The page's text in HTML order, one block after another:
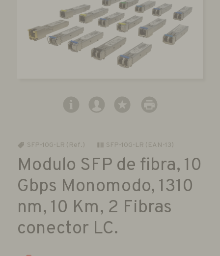
SFP-10G-LR (Ref.) SFP-10G-LR (EAN-13)
Modulo SFP de fibra, 10
Gbps Monomodo, 1310
nm, 10 Km, 2 Fibras
conector LC.